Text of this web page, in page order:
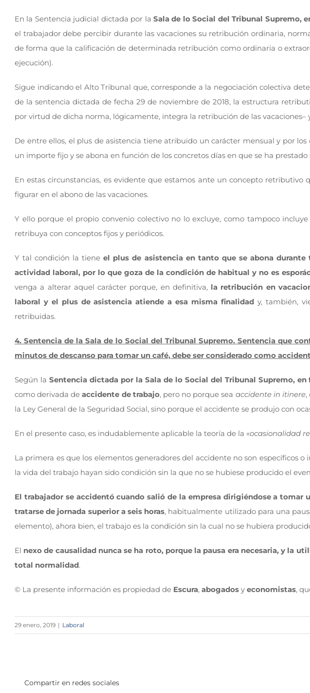
En la Sentencia judicial dictada por laSala de lo Social del Tribunal Supremo,
el trabajador debe percibir durante las vacaciones su retribución ordinaria,
de forma que la calificación de determinada retribución como ordinaria o
ejecución).
Sigue indicando el Alto Tribunal que, corresponde a la negociación colectiva
de la sentencia dictada de fecha 29 de noviembre de 2018, la estructura
por virtud de dicha norma, lógicamente, integra la retribución de las vacaciones–
De entre ellos, el plus de asistencia tiene atribuido un carácter mensual y por
un importe fijo y se abona en función de los concretos días en que se ha prestado
En estas circunstancias, es evidente que estamos ante un concepto
figurar en el abono de las vacaciones.
Y ello porque el propio convenio colectivo no lo excluye, como tampoco
retribuya con conceptos fijos y periódicos.
Y tal condición la tieneel plus de asistencia en tanto que se abona
actividad laboral, por lo que goza de la condición de habitual y no es
venga a alterar aquel carácter porque, en definitiva, la retribución en
laboral y el plus de asistencia atiende a esa misma finalidady, también,
retribuidas.
4. Sentencia de la Sala de lo Social del Tribunal Supremo. Sentencia que
minutos de descanso para tomar un café, debe ser considerado como
Según la Sentencia dictada por la Sala de lo Social del Tribunal Supremo,
como derivada deaccidente de trabajo, pero no porque sea accidente in itinere,
la Ley General de la Seguridad Social, sino porque el accidente se produjo con
En el presente caso, es indudablemente aplicable la teoría de la «ocasionalidad
La primera es que los elementos generadores del accidente no son específicos
la vida del trabajo hayan sido condición sin la que no se hubiese producido el
El trabajador se accidentó cuando salió de la empresa dirigiéndose a
tratarse de jornada superior a seis horas, habitualmente utilizado para una
elemento), ahora bien, el trabajo es la condición sin la cual no se hubiera
El nexo de causalidad nunca se ha roto, porque la pausa era necesaria, y la
total normalidad.
© La presente información es propiedad de Escura, abogados y economistas,
29 enero, 2019 | Laboral
Compartir en redes sociales